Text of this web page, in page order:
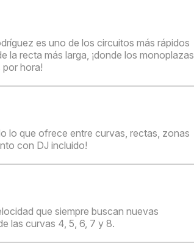
es uno de los circuitos más rápidos
la recta más larga, ¡donde los monoplazas
hora!
lo que ofrece entre curvas, rectas, zonas
con DJ incluido!
que siempre buscan nuevas
las curvas 4, 5, 6, 7 y 8.